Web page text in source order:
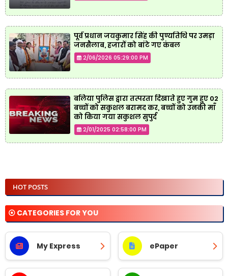
पूर्व प्रधान जयकुमार सिंह की पुण्यतिथि पर उमड़ा
जनसैलाब, हजारों को बांटे गए कंबल
2/06/2026 05:29:00 PM
बलिया पुलिस द्वारा तत्परता दिखाते हुए गुम हुए 02
बच्चों को सकुशल बरामद कर, बच्चों को उनकी माँ
को किया गया सकुशल सुपुर्द
2/01/2025 02:58:00 PM
HOT POSTS
⦿ CATEGORIES FOR YOU
My Express ePaper